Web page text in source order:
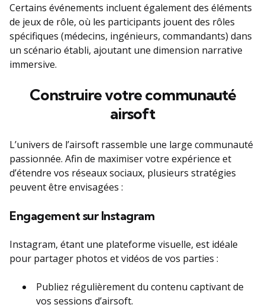
Certains événements incluent également des éléments
de jeux de rôle, où les participants jouent des rôles
spécifiques (médecins, ingénieurs, commandants) dans
un scénario établi, ajoutant une dimension narrative
immersive.
Construire votre communauté
airsoft
L’univers de l’airsoft rassemble une large communauté
passionnée. Afin de maximiser votre expérience et
d’étendre vos réseaux sociaux, plusieurs stratégies
peuvent être envisagées :
Engagement sur Instagram
Instagram, étant une plateforme visuelle, est idéale
pour partager photos et vidéos de vos parties :
Publiez régulièrement du contenu captivant de
vos sessions d’airsoft.